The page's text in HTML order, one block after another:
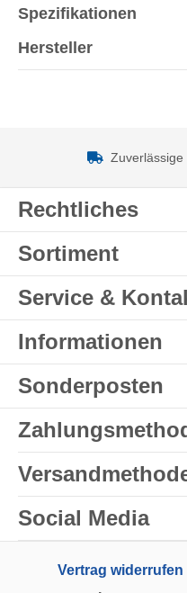
Spezifikationen
Hersteller
Zuverlässige
Rechtliches
Sortiment
Service &
Informationen
Sonderposten
Social Media
Vertrag widerrufen